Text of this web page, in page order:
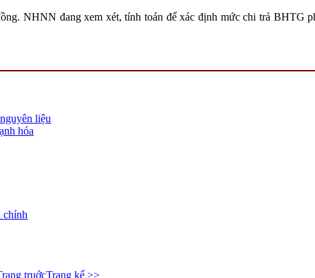
NHNN đang xem xét, tính toán để xác định mức chi trả BHTG
liệu
hóa
chính
truớcTrang kế >>